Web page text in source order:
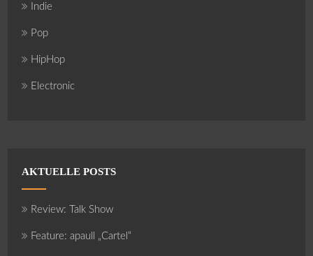
Indie
Pop
HipHop
Electronic
AKTUELLE POSTS
Review: Talk Show
Feature: apaull „Cartel“